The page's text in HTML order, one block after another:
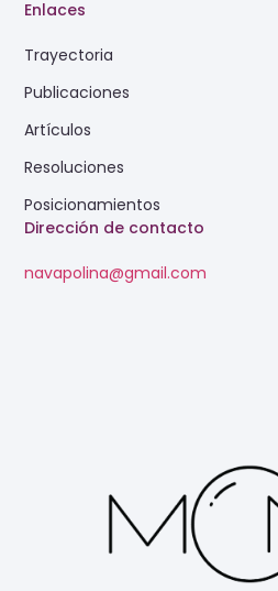
Dirección de contacto
navapolina@gmail.com
Enlaces
Trayectoria
Publicaciones
Artículos
Resoluciones
Posicionamientos